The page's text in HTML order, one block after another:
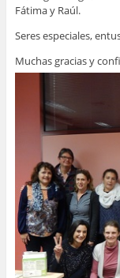
Fátima y Raúl.
Seres especiales,
Muchas gracias y